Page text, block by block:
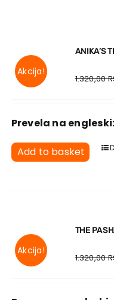
Akcija!
ANIKA’S
1.320,00
Prevela na engleski:
Add to basket
Akcija!
THE
1.320,00